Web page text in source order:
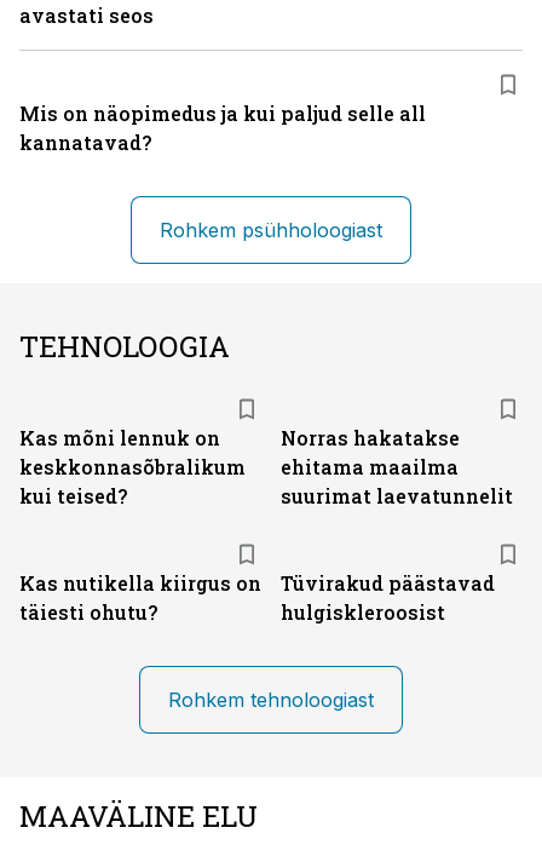
avastati seos
Mis on näopimedus ja kui paljud selle all
kannatavad?
Rohkem psühholoogiast
TEHNOLOOGIA
Kas mõni lennuk on
keskkonna­sõbralikum
kui teised?
Norras hakatakse
ehitama maailma
suurimat laevatunnelit
Kas nutikella kiirgus on
täiesti ohutu?
Tüvirakud päästavad
hulgiskleroosist
Rohkem tehnoloogiast
MAAVÄLINE ELU